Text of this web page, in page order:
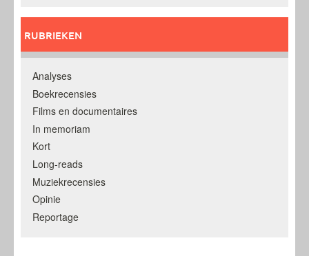
RUBRIEKEN
Analyses
Boekrecensies
Films en documentaires
In memoriam
Kort
Long-reads
Muziekrecensies
Opinie
Reportage